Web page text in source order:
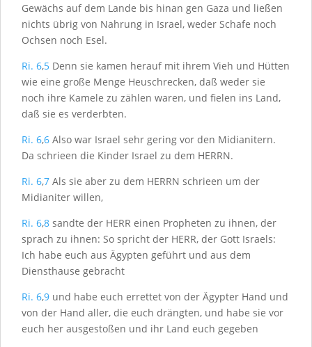
Gewächs auf dem Lande bis hinan gen Gaza und ließen
nichts übrig von Nahrung in Israel, weder Schafe noch
Ochsen noch Esel.
Ri. 6,5 Denn sie kamen herauf mit ihrem Vieh und Hütten
wie eine große Menge Heuschrecken, daß weder sie
noch ihre Kamele zu zählen waren, und fielen ins Land,
daß sie es verderbten.
Ri. 6,6 Also war Israel sehr gering vor den Midianitern.
Da schrieen die Kinder Israel zu dem HERRN.
Ri. 6,7 Als sie aber zu dem HERRN schrieen um der
Midianiter willen,
Ri. 6,8 sandte der HERR einen Propheten zu ihnen, der
sprach zu ihnen: So spricht der HERR, der Gott Israels:
Ich habe euch aus Ägypten geführt und aus dem
Diensthause gebracht
Ri. 6,9 und habe euch errettet von der Ägypter Hand und
von der Hand aller, die euch drängten, und habe sie vor
euch her ausgestoßen und ihr Land euch gegeben